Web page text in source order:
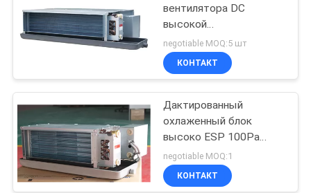
НАС
ПУТЕШЕСТВИЕ
ФАБРИКИ
ПРОВЕРКА
КАЧЕСТВА
вентилятора DC
высокой
эффективности
безщеточный
горизонтальный
negotiable MOQ:5 шт
КОНТАКТ
Дактированный
охлаженный блок
высоко ESP 100Pa
катушки вентилятора
воды горизонтальный
negotiable MOQ:1
КОНТАКТ